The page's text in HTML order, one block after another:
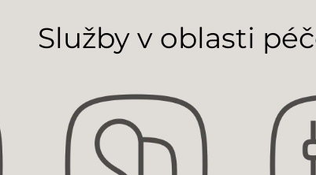
Služby v oblasti